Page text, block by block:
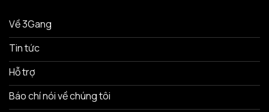
Về 3Gang
Tin tức
Hỗ trợ
Báo chí nói về chúng tôi